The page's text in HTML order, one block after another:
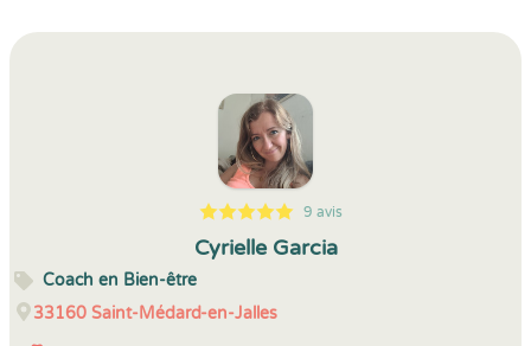
5
1
5
9 9 avis
Cyrielle Garcia
Coach en Bien-être
33160 Saint-Médard-en-Jalles